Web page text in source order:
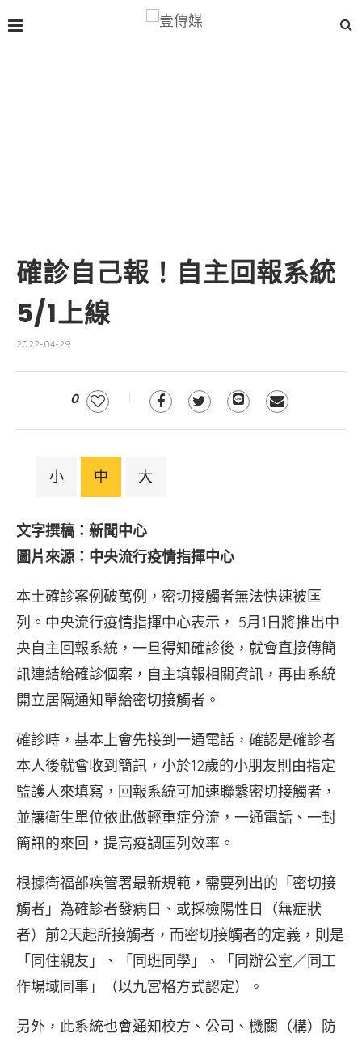
確診自己報！自主回報系統
5/1上線
2022-04-29
0
小 中 大
文字撰稿：新聞中心
圖片來源：中央流行疫情指揮中心
本土確診案例破萬例，密切接觸者無法快速被匡
列。中央流行疫情指揮中心表示， 5月1日將推出中
央自主回報系統，一旦得知確診後，就會直接傳簡
訊連結給確診個案，自主填報相關資訊，再由系統
開立居隔通知單給密切接觸者。
確診時，基本上會先接到一通電話，確認是確診者
本人後就會收到簡訊，小於12歲的小朋友則由指定
監護人來填寫，回報系統可加速聯繫密切接觸者，
並讓衛生單位依此做輕重症分流，一通電話、一封
簡訊的來回，提高疫調匡列效率。
根據衛福部疾管署最新規範，需要列出的「密切接
觸者」為確診者發病日、或採檢陽性日（無症狀
者）前2天起所接觸者，而密切接觸者的定義，則是
「同住親友」、「同班同學」、「同辦公室／同工
作場域同事」（以九宮格方式認定）。
另外，此系統也會通知校方、公司、機關（構）防